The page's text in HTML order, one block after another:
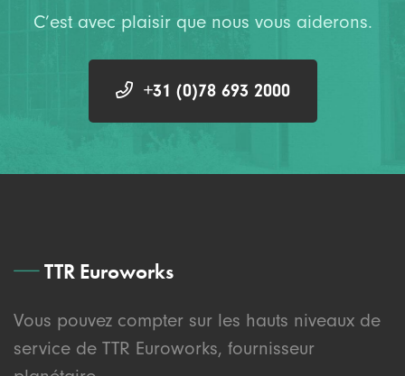
C’est avec plaisir que nous vous aiderons.
+31 (0)78 693 2000
TTR Euroworks
Vous pouvez compter sur les hauts niveaux de
service de TTR Euroworks, fournisseur